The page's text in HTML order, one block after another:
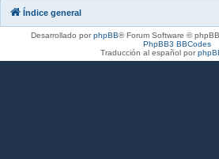
Índice general
Desarrollado porphpBB® Forum Software ©
PhpBB3 BBCodes
Traducción al español por